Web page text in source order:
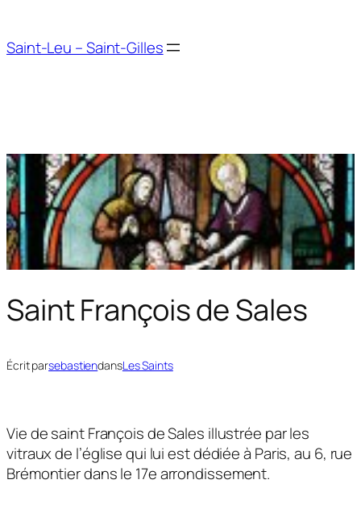
contenu
Saint-Leu – Saint-Gilles
Saint François de Sales
Écrit parsebastiendansLes Saints
Vie de saint François de Sales illustrée par les
vitraux de l’église qui lui est dédiée à Paris, au 6, rue
Brémontier dans le 17e arrondissement.